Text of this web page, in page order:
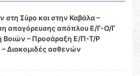
Σύρο και στην Καβάλα –
απαγόρευσης απόπλου Ε/Γ-Ο/Γ
Βοιών – Προσάραξη Ε/Π-Τ/Ρ
Διακομιδές ασθενών